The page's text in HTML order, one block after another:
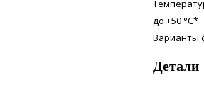
до +50 °С*
Варианты
Детали